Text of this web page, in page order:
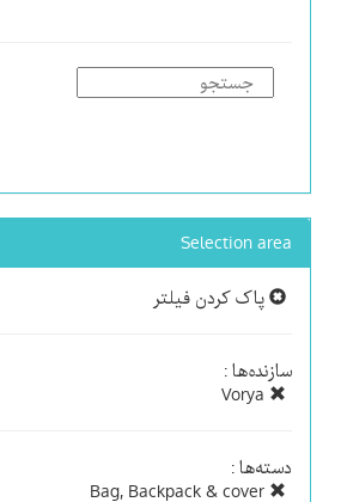
Selection area
پاک کردن فیلتر
سازنده‌ها :
دسته‌ها :